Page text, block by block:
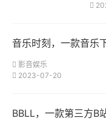
音乐时刻，一款音乐
影音娱乐
2023-07-20
BBLL，一款第三方B